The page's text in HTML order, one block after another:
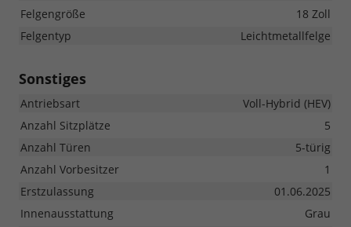
Felgengröße
18 Zoll
Felgentyp
Leichtmetallfelge
Sonstiges
Antriebsart
Voll-Hybrid (HEV)
Anzahl Sitzplätze
5
Anzahl Türen
5-türig
Anzahl Vorbesitzer
1
Erstzulassung
01.06.2025
Innenausstattung
Grau